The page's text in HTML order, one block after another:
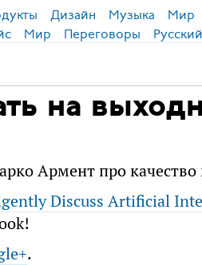
Дизайн Музыка Мир
Мир Переговоры
на
Армент про качество
Discuss Artificial
.